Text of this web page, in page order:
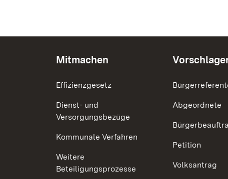
Mitmachen
Effizienzgesetz
Dienst- und
Versorgungsbezüge
Kommunale Verfahren
Weitere
Beteiligungsprozesse
Abgeordnete
Petition
Volksantrag